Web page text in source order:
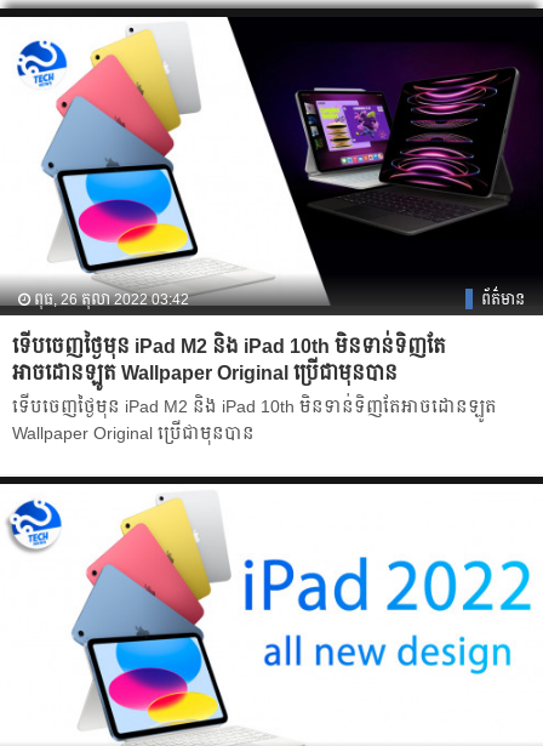
ពុធ, 26 តុលា 2022 03:42 ព័ត៌មាន
ទើបចេញថ្ងៃមុន iPad M2 និង iPad 10th មិនទាន់ទិញតែ
អាចដោនឡូត Wallpaper Original ប្រើជាមុនបាន
ទើបចេញថ្ងៃមុន iPad M2 និង iPad 10th មិនទាន់ទិញតែអាចដោនឡូត
Wallpaper Original ប្រើជាមុនបាន